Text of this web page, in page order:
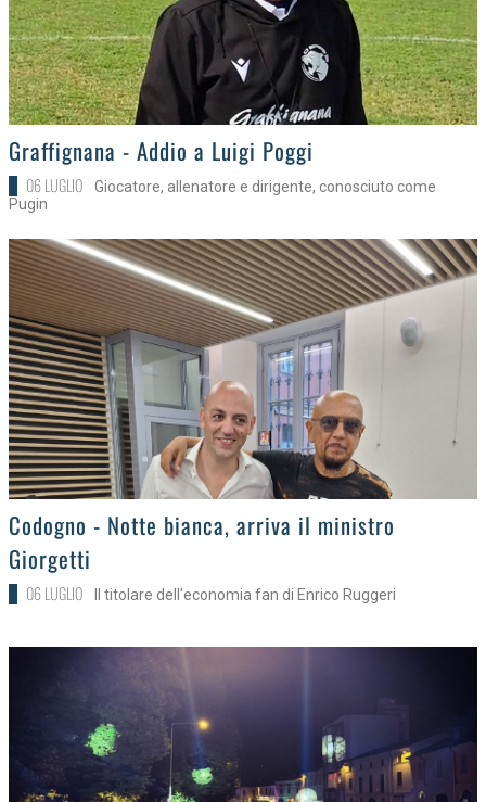
>
Graffignana - Addio a Luigi Poggi
06 LUGLIO
Giocatore, allenatore e dirigente, conosciuto come
Pugin
>
Codogno - Notte bianca, arriva il ministro
Giorgetti
06 LUGLIO Il titolare dell'economia fan di Enrico Ruggeri